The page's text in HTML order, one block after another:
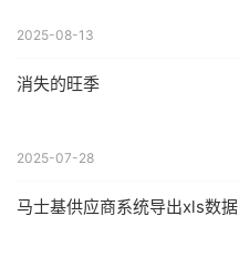
2025-08-13
消失的旺季
2025-07-28
马士基供应商系统导出xls数据